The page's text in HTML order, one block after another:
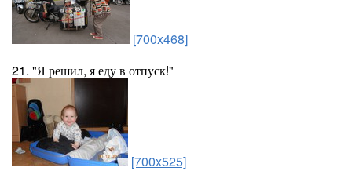
[700x468]
21. "Я решил, я еду в отпуск!"
[700x525]